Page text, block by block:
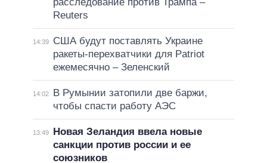
Reuters
14:39
США будут поставлять Украине
ракеты-перехватчики для Patriot
ежемесячно – Зеленский
14:02
В Румынии затопили две баржи,
чтобы спасти работу АЭС
13:49
Новая Зеландия ввела новые
санкции против россии и ее
союзников